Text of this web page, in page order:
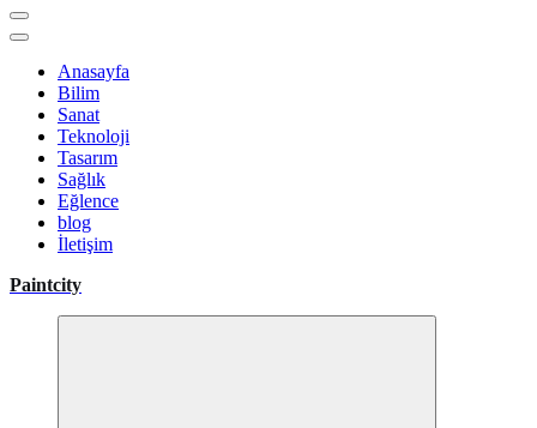
Anasayfa
Bilim
Sanat
Teknoloji
Tasarım
Sağlık
Eğlence
blog
İletişim
Paintcity